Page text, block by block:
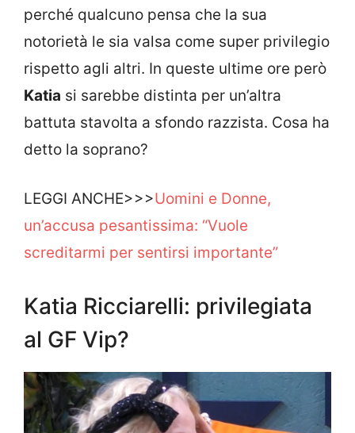
perché qualcuno pensa che la sua
notorietà le sia valsa come super privilegio
rispetto agli altri. In queste ultime ore però
Katia si sarebbe distinta per un’altra
battuta stavolta a sfondo razzista. Cosa ha
detto la soprano?
LEGGI ANCHE>>>Uomini e Donne,
un’accusa pesantissima: “Vuole
screditarmi per sentirsi importante”
Katia Ricciarelli: privilegiata
al GF Vip?